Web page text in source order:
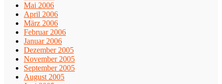
Mai 2006
April 2006
März 2006
Februar 2006
Januar 2006
Dezember 2005
November 2005
September 2005
August 2005